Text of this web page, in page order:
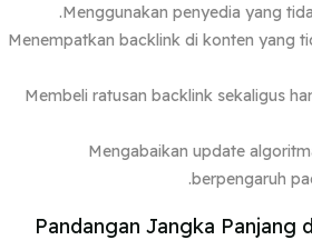
Menggunakan penyedia yang
Menempatkan backlink di konten
Membeli ratusan backlink sekaligus
Mengabaikan update
berpengaruh
Pandangan Jangka